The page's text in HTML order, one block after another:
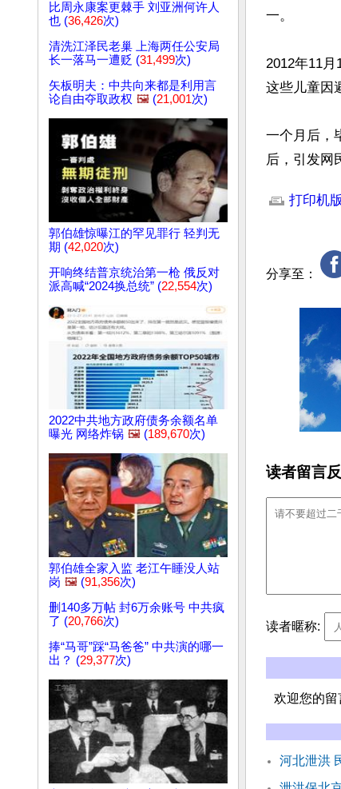
比周永康案更棘手 刘亚洲何许人
也 (36,426次)
清洗江泽民老巢 上海两任公安局
长一落马一遭贬 (31,499次)
矢板明夫：中共向来都是利用言
论自由夺取政权 🖼️ (21,001次)
郭伯雄惊曝江的罕见罪行 轻判无
期 (42,020次)
开响终结普京统治第一枪 俄反对
派高喊“2024换总统” (22,554次)
2022中共地方政府债务余额名单
曝光 网络炸锅 🖼️ (189,670次)
郭伯雄全家入监 老江午睡没人站
岗 🖼️ (91,356次)
删140多万帖 封6万余账号 中共疯
了 (20,766次)
捧“马哥”踩“马爸爸” 中共演的哪一
出？ (29,377次)
一。
2012年11
这些儿童因
一个月后，
后，引发网
打印机版
分享至：
读者留言
读者暱称:
欢迎您的留
河北泄洪